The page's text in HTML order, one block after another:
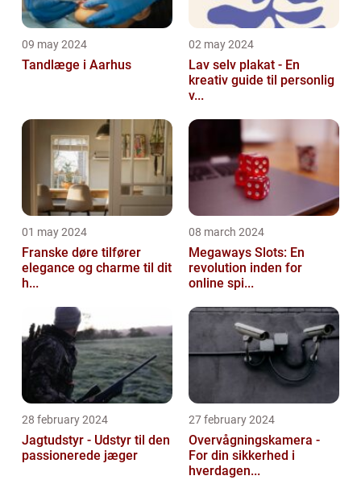
09 may 2024
Tandlæge i Aarhus
02 may 2024
Lav selv plakat - En
kreativ guide til personlig
v...
01 may 2024
Franske døre tilfører
elegance og charme til dit
h...
08 march 2024
Megaways Slots: En
revolution inden for
online spi...
28 february 2024
Jagtudstyr - Udstyr til den
passionerede jæger
27 february 2024
Overvågningskamera -
For din sikkerhed i
hverdagen...